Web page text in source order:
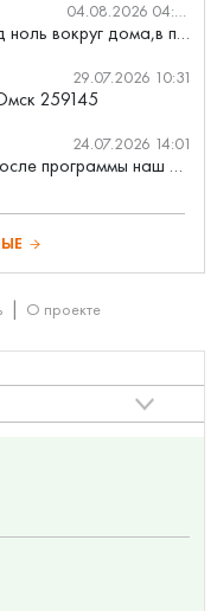
04.08.2026 04:46
Почему всю зелень косят под ноль вокруг дома,в полисадниках....
29.07.2026 10:31
259145
24.07.2026 14:01
что со стоянками во дворе после программы наш двор
О проекте